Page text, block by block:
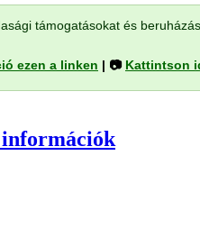
támogatásokat és
ezen a linken | 📷 Kattintson
információk